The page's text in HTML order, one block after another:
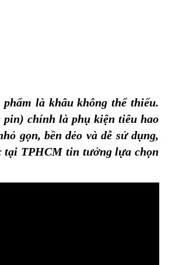
là khâu không thể thiếu.
pin) chính là phụ kiện tiêu hao
gọn, bền dẻo và dễ sử dụng,
tại TPHCM tin tưởng lựa chọn